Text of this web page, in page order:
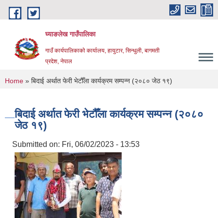
Skip to main content
घ्याङलेख गाउँपालिका
गाउँ कार्यपालिकाको कार्यालय, हायुटार, सिन्धुली, बागमती
प्रदेश, नेपाल
You are here
Home » बिदाई अर्थात फेरी भेटौँला कार्यक्रम सम्पन्न (२०८० जेठ १९)
बिदाई अर्थात फेरी भेटौँला कार्यक्रम सम्पन्न (२०८०
जेठ १९)
Submitted on: Fri, 06/02/2023 - 13:53